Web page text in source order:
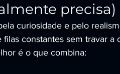
precisa)
curiosidade e pelo
constantes sem travar a
é o que combina: